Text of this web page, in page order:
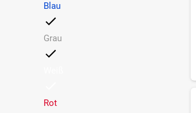
Blau
Grau
Rot